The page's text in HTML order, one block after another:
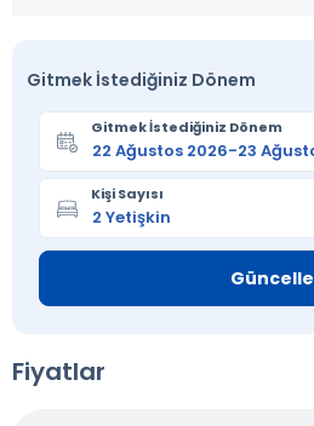
Gitmek İstediğiniz Dönem
Gitmek İstediğiniz Dönem
Kişi Sayısı
Güncelle
Fiyatlar